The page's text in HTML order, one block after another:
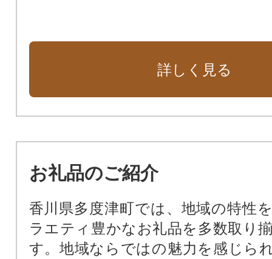
詳しく見る
お礼品のご紹介
香川県多度津町では、地域の特性
ラエティ豊かなお礼品を多数取り
す。地域ならではの魅力を感じら